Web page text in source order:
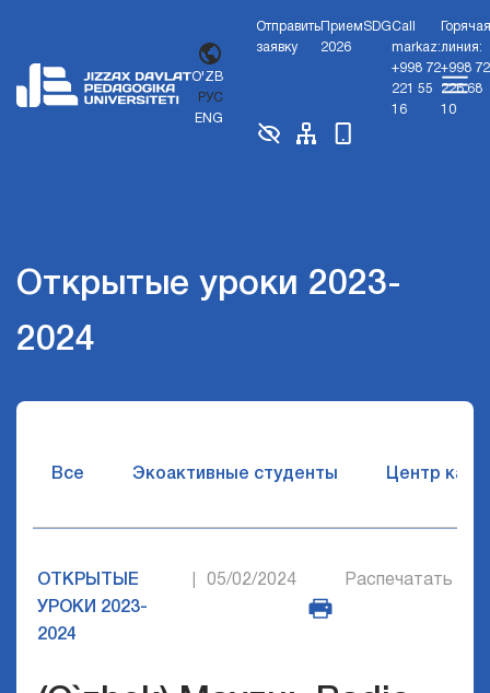
O'ZB
РУС
ENG
Отправить
заявку
Прием
2026
SDGCall
markaz:
+998 72
221 55
16
Горячая
линия:
+998 72
226 68
10
Открытые уроки 2023-
2024
Все Экоактивные студенты Центр
ОТКРЫТЫЕ
УРОКИ 2023-
2024
05/02/2024 Распечатать